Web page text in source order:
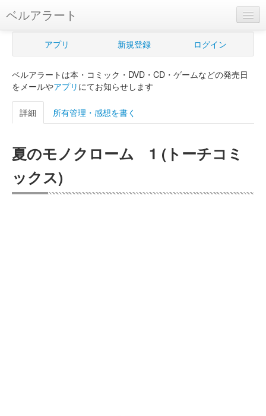
ベルアラート
ベルアラートとは
新規登録
ログイン
購入管理
Myシェルフ
アプリ 新規登録 ログイン
ベルアラートは本・コミック・DVD・CD・ゲームなどの発売日
をメールやアプリ にてお知らせします
詳細 所有管理・感想を書く
夏のモノクローム 1 (トーチコミ
ックス)